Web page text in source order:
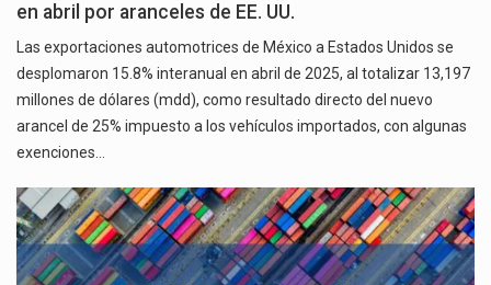
en abril por aranceles de EE. UU.
Las exportaciones automotrices de México a Estados Unidos se
desplomaron 15.8% interanual en abril de 2025, al totalizar 13,197
millones de dólares (mdd), como resultado directo del nuevo
arancel de 25% impuesto a los vehículos importados, con algunas
exenciones…